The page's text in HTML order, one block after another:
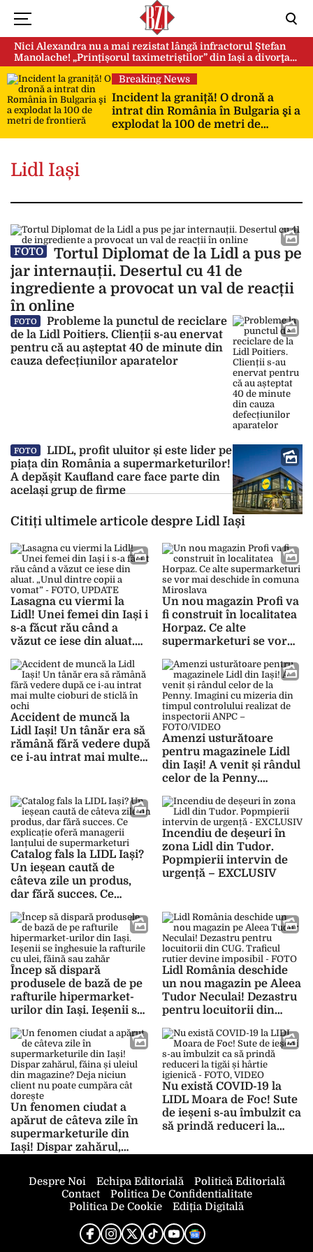
Nici Alexandra nu a mai rezistat lângă infractorul Ștefan
Manolache! „Prințișorul taximetriștilor” din Iași a divorţat
după doi ani de căsnicie
Breaking News
Incident la graniță! O dronă a
intrat din România în Bulgaria şi a
explodat la 100 de metri de
frontieră
Lidl Iași
FOTO
Tortul Diplomat de la Lidl a pus pe
jar internauții. Desertul cu 41 de
ingrediente a provocat un val de reacții
în online
FOTO
Probleme la punctul de reciclare
de la Lidl Poitiers. Clienții s-au enervat
pentru că au așteptat 40 de minute din
cauza defecțiunilor aparatelor
FOTO
LIDL, profit uluitor și este lider pe
piața din România a supermarketurilor!
A depășit Kaufland care face parte din
același grup de firme
Citiți ultimele articole despre Lidl Iași
Lasagna cu viermi la
Lidl! Unei femei din Iași i
s-a făcut rău când a
văzut ce iese din aluat.
vomat” – FOTO, UPDATE
Un nou magazin Profi va
fi construit în localitatea
Horpaz. Ce alte
supermarketuri se vor
Miroslava
Accident de muncă la
Lidl Iași! Un tânăr era să
rămână fără vedere după
ce i-au intrat mai multe
Amenzi usturătoare
pentru magazinele Lidl
din Iași! A venit și rândul
celor de la Penny.
timpul controlului
realizat de inspectorii
ANPC – FOTO/VIDEO
Catalog fals la LIDL Iași?
Un ieșean caută de
câteva zile un produs,
dar fără succes. Ce
managerii lanțului de
supermarketuri
Incendiu de deșeuri în
zona Lidl din Tudor.
Popmpierii intervin de
urgență – EXCLUSIV
Încep să dispară
produsele de bază de pe
rafturile hipermarket-
urilor din Iași. Ieșenii se
ulei, făină sau zahăr
Lidl România deschide
un nou magazin pe Aleea
Tudor Neculai! Dezastru
pentru locuitorii din
devine imposibil – FOTO
Un fenomen ciudat a
apărut de câteva zile în
supermarketurile din
Iași! Dispar zahărul,
magazine? Deja niciun
client nu poate cumpăra
cât dorește
Nu există COVID-19 la
LIDL Moara de Foc! Sute
de ieșeni s-au îmbulzit ca
să prindă reduceri la
FOTO, VIDEO
Despre Noi Echipa Editorială
Politică Editorială
Contact
Politica De Confidentialitate
Politica De Cookie
Ediția Digitală